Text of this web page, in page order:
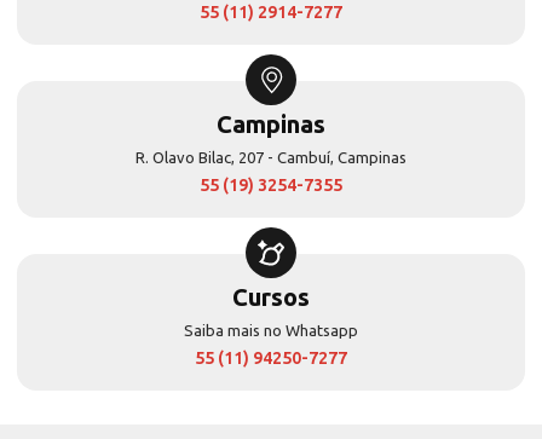
55 (11) 2914-7277
Campinas
R. Olavo Bilac, 207 - Cambuí, Campinas
55 (19) 3254-7355
Cursos
Saiba mais no Whatsapp
55 (11) 94250-7277